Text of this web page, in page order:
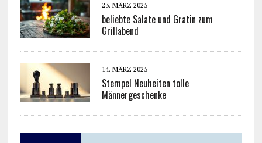
23. MÄRZ 2025
beliebte Salate und Gratin zum
Grillabend
14. MÄRZ 2025
Stempel Neuheiten tolle
Männergeschenke